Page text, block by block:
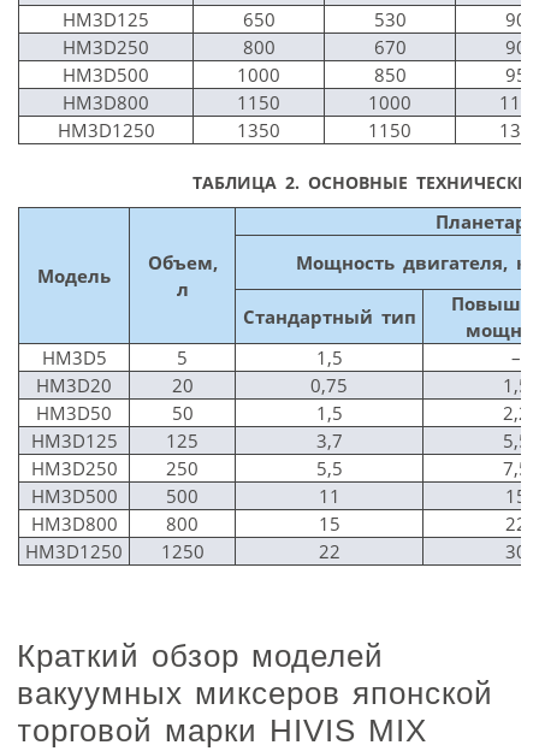
HM­3D­125
650 530
900
HM­3D­250
800 670
900
HM­3D­500
1000 850
950
HM­3D­800
1150 1000
HM­3D­1250
1350 1150
ТАБЛИЦА 2. ОСНОВНЫЕ
Модель
Объем,
л
Мощность двигателя,
Стандартный тип
HM­3D­5
5 1,5
–
HM­3D­20
20 0,75
1,5
HM­3D­50
50 1,5
2,2
HM­3D­125
125 3,7
5,5
HM­3D­250
250 5,5
7,5
HM­3D­500
500 11
15
HM­3D­800
800 15
22
HM­3D­1250
1250 22 30
Краткий обзор моделей
вакуумных миксеров японской
торговой марки HIVIS MIX